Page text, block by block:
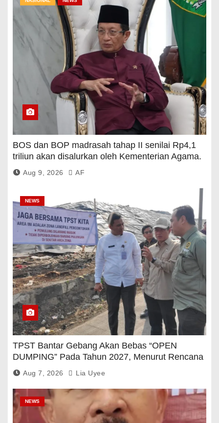
BOS dan BOP madrasah tahap II senilai Rp4,1
triliun akan disalurkan oleh Kementerian Agama.
Aug 9, 2026 AF
NEWS
TPST Bantar Gebang Akan Bebas “OPEN
DUMPING” Pada Tahun 2027, Menurut Rencana
Pemerintah
Aug 7, 2026 Lia Uyee
NEWS